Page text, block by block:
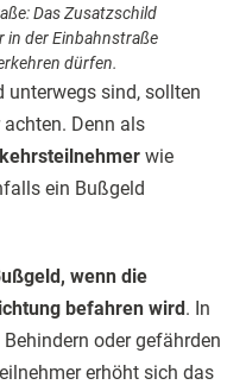
Das Zusatzschild
in der Einbahnstraße
dürfen.
unterwegs sind, sollten
Denn als
wie
ein Bußgeld
wenn die
befahren wird . In
Behindern oder gefährden
erhöht sich das